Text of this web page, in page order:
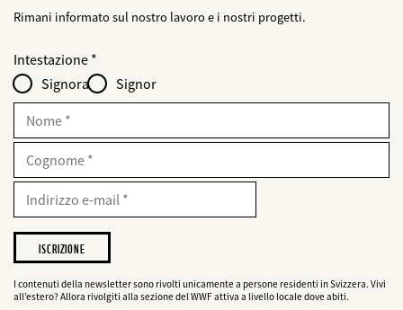
Rimani informato sul nostro lavoro e i nostri progetti.
Infofelder
löschen
-
für
web2lead
Intestazione
Signora
Signor
Nome
Cognome
E-
Mail
Indirizzo
e-
mail
Desidero
che
WWF
mi
I contenuti della newsletter sono rivolti unicamente a persone residenti in Svizzera. Vivi
all’estero? Allora rivolgiti alla sezione del WWF attiva a livello locale dove abiti.